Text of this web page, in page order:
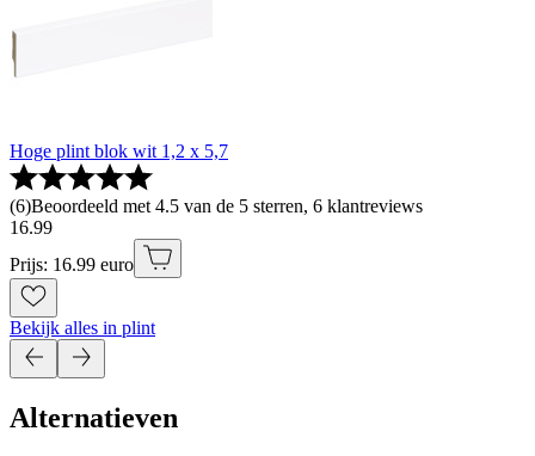
Hoge plint blok wit 1,2 x 5,7
(6)Beoordeeld met 4.5 van de 5 sterren, 6 klantreviews
16.99
Prijs: 16.99 euro
Bekijk alles in plint
Alternatieven